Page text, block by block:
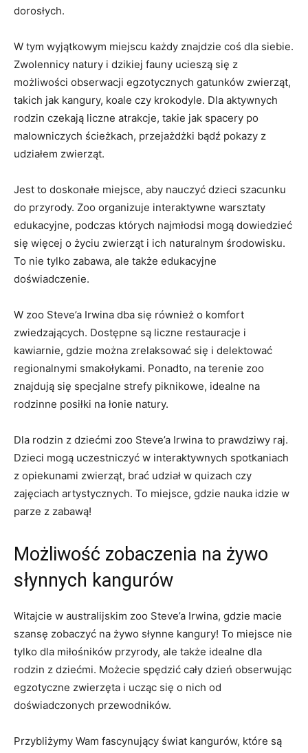
dorosłych.
W tym wyjątkowym miejscu każdy znajdzie coś dla ⁣siebie.
Zwolennicy natury i dzikiej fauny ucieszą się⁤ z
możliwości obserwacji egzotycznych gatunków zwierząt,
takich jak kangury, koale czy krokodyle. Dla aktywnych
rodzin czekają liczne⁢ atrakcje, takie jak spacery po
malowniczych ścieżkach, przejażdżki bądź⁤ pokazy z
udziałem zwierząt.
Jest to doskonałe miejsce, aby nauczyć dzieci szacunku
do przyrody. ⁢Zoo organizuje interaktywne warsztaty
edukacyjne, podczas których najmłodsi mogą dowiedzieć
się więcej o życiu zwierząt i ich naturalnym środowisku.
To nie tylko zabawa, ale także⁣ edukacyjne
doświadczenie.
W zoo⁢ Steve’a Irwina dba się również o ⁣komfort
zwiedzających. Dostępne⁣ są liczne⁣ restauracje i
kawiarnie, gdzie​ można zrelaksować się i delektować
regionalnymi smakołykami. Ponadto, na terenie zoo
znajdują się specjalne ⁣strefy piknikowe, idealne na
rodzinne posiłki na łonie natury.
Dla ⁤rodzin ​z dziećmi‍ zoo Steve’a Irwina to prawdziwy raj.
Dzieci mogą uczestniczyć w interaktywnych spotkaniach‌
z opiekunami zwierząt, brać⁤ udział w quizach czy
zajęciach artystycznych. To miejsce, gdzie‌ nauka‍ idzie w
parze z zabawą!
Możliwość zobaczenia ​na żywo
słynnych kangurów
Witajcie w australijskim zoo Steve’a ⁤Irwina, gdzie macie
szansę zobaczyć na żywo słynne kangury! To ​miejsce nie
tylko dla miłośników ⁣przyrody, ale także idealne dla
rodzin z dziećmi.⁣ Możecie spędzić cały dzień obserwując
egzotyczne zwierzęta i ucząc się o nich od
doświadczonych przewodników.
Przybliżymy Wam​ fascynujący świat‍ kangurów, które są